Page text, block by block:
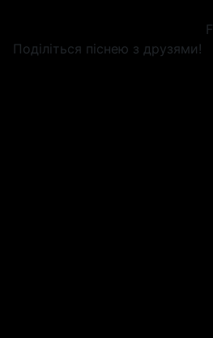
Поділіться піснею з друзями!